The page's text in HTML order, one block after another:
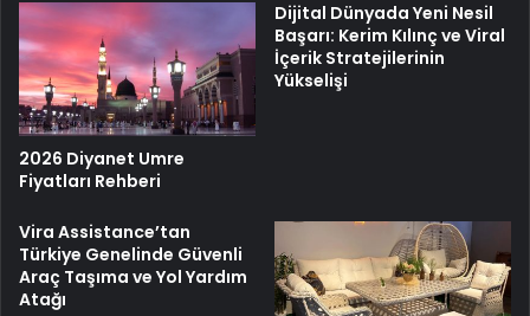
2026 Diyanet Umre
Fiyatları Rehberi
Dijital Dünyada Yeni Nesil
Başarı: Kerim Kılınç ve Viral
İçerik Stratejilerinin
Yükselişi
Vira Assistance’tan
Türkiye Genelinde Güvenli
Araç Taşıma ve Yol Yardım
Atağı